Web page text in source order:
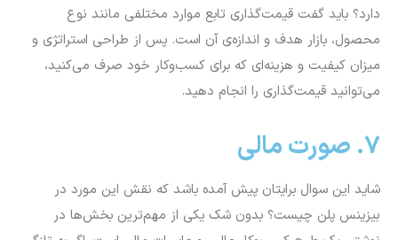
دارد؟ باید گفت قیمت‌گذاری تابع موارد مختلفی مانند نوع
محصول، بازار هدف و اندازه‌ی آن است. پس از طراحی استراتژی و
میزان کیفیت و هزینه‌ای که برای کسب‌وکار خود صرف می‌کنید،
می‌توانید قیمت‌گذاری را انجام دهید.
7. صورت مالی
شاید این سوال برایتان پیش آمده باشد که نقش این مورد در
بیزینس پلن چیست؟ بدون شک یکی از مهم‌ترین بخش‌ها در